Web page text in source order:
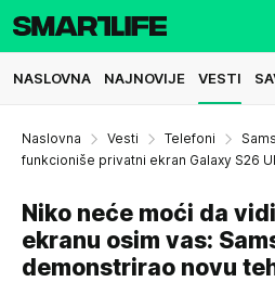
NASLOVNA NAJNOVIJE VESTI
Naslovna Vesti Telefoni
funkcioniše privatni ekran Galaxy S26
Niko neće moći da
ekranu osim vas:
demonstrirao novu